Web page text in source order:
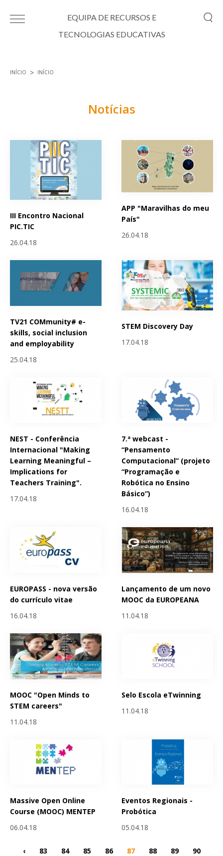
EQUIPA DE RECURSOS E
TECNOLOGIAS EDUCATIVAS
INÍCIO INÍCIO
Notícias
III Encontro Nacional
PIC.TIC
26.04.18
APP "Maravilhas do meu
País"
26.04.18
TV21 COMmunity# e-
skills, social inclusion
and employability
25.04.18
STEM Discovery Day
17.04.18
NEST - Conferência
Internacional "Making
Learning Meaningful –
Implications for
Teachers Training".
17.04.18
7.ª webcast -
“Pensamento
Computacional” (projeto
“Programação e
Robótica no Ensino
Básico”)
16.04.18
EUROPASS - nova versão
do currículo vitae
16.04.18
Lançamento de um novo
MOOC da EUROPEANA
11.04.18
MOOC "Open Minds to
STEM careers"
11.04.18
Selo Escola eTwinning
11.04.18
Massive Open Online
Course (MOOC) MENTEP
06.04.18
Eventos Regionais -
Probótica
05.04.18
Páginas
‹ 83 84 85 86 87 88 89
90